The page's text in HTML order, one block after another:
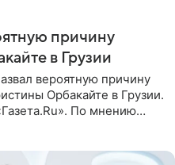
причину
в Грузии
вероятную причину
Орбакайте в Грузии.
По мнению